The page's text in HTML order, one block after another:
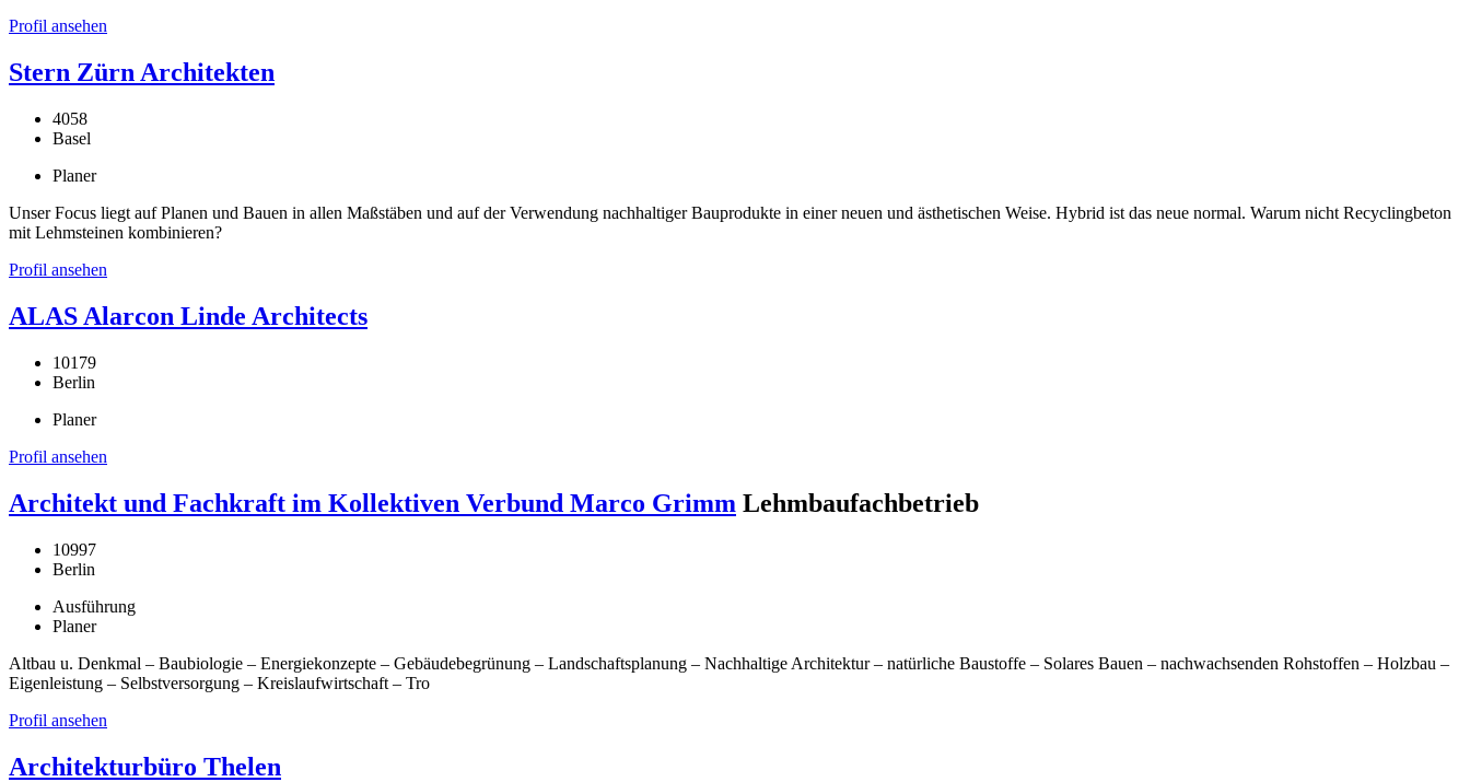
Profil ansehen
Stern Zürn Architekten
4058
Basel
Planer
Unser Focus liegt auf Planen und Bauen in allen Maßstäben und auf der Verwendung nachhaltiger Bauprodukte in einer neuen und ästhetischen Weise. Hybrid ist das neue normal. Warum nicht Recyclingbeton
mit Lehmsteinen kombinieren?
Profil ansehen
ALAS Alarcon Linde Architects
10179
Berlin
Planer
Profil ansehen
Architekt und Fachkraft im Kollektiven Verbund Marco Grimm Lehmbaufachbetrieb
10997
Berlin
Ausführung
Planer
Altbau u. Denkmal – Baubiologie – Energiekonzepte – Gebäudebegrünung – Landschaftsplanung – Nachhaltige Architektur – natürliche Baustoffe – Solares Bauen – nachwachsenden Rohstoffen – Holzbau –
Eigenleistung – Selbstversorgung – Kreislaufwirtschaft – Tro
Profil ansehen
Architekturbüro Thelen